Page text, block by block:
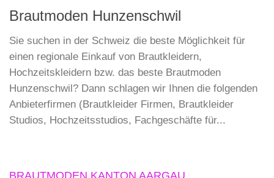
Brautmoden Hunzenschwil
Sie suchen in der Schweiz die beste Möglichkeit für
einen regionale Einkauf von Brautkleidern,
Hochzeitskleidern bzw. das beste Brautmoden
Hunzenschwil? Dann schlagen wir Ihnen die folgenden
Anbieterfirmen (Brautkleider Firmen, Brautkleider
Studios, Hochzeitsstudios, Fachgeschäfte für...
BRAUTMODEN KANTON AARGAU